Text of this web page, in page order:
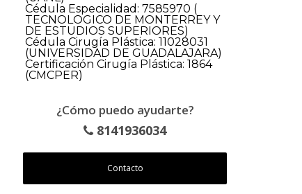
Cédula Especialidad: 7585970 (
TECNOLOGICO DE MONTERREY Y
DE ESTUDIOS SUPERIORES)
Cédula Cirugía Plástica: 11028031
(UNIVERSIDAD DE GUADALAJARA)
Certificación Cirugía Plástica: 1864
(CMCPER)
¿Cómo puedo ayudarte?
8141936034
Contacto